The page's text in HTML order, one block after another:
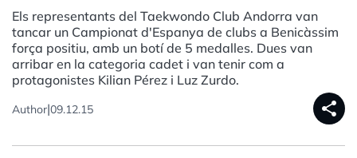
Els representants del Taekwondo Club Andorra van
tancar un Campionat d'Espanya de clubs a Benicàssim
força positiu, amb un botí de 5 medalles. Dues van
arribar en la categoria cadet i van tenir com a
protagonistes Kilian Pérez i Luz Zurdo.
Author|09.12.15 share